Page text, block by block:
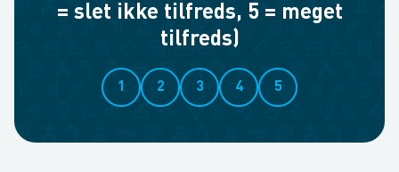
= slet ikke tilfreds, 5 = meget
tilfreds)
1 2 3 4 5